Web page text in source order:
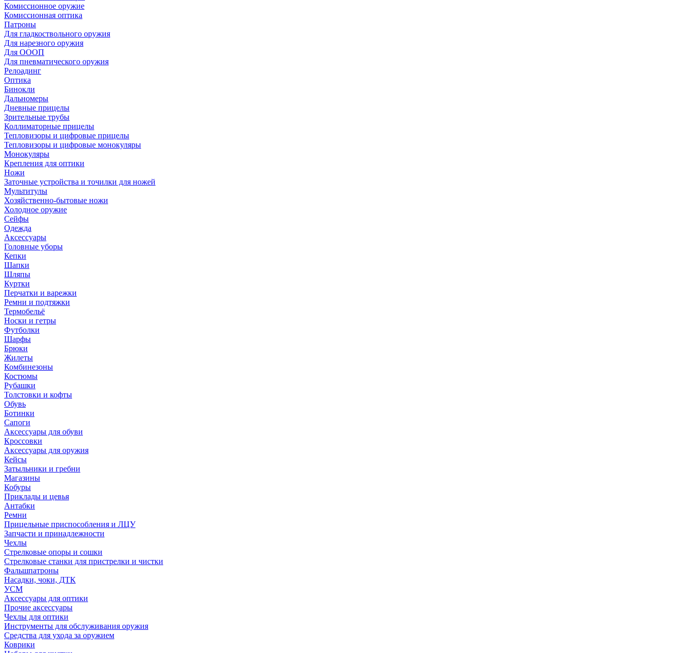
Комиссионное оружие
Комиссионная оптика
Патроны
Для гладкоствольного оружия
Для нарезного оружия
Для ОООП
Для пневматического оружия
Релоадинг
Оптика
Бинокли
Дальномеры
Дневные прицелы
Зрительные трубы
Коллиматорные прицелы
Тепловизоры и цифровые прицелы
Тепловизоры и цифровые монокуляры
Монокуляры
Крепления для оптики
Ножи
Заточные устройства и точилки для ножей
Мультитулы
Хозяйственно-бытовые ножи
Холодное оружие
Сейфы
Одежда
Аксессуары
Головные уборы
Кепки
Шапки
Шляпы
Куртки
Перчатки и варежки
Ремни и подтяжки
Термобельё
Носки и гетры
Футболки
Шарфы
Брюки
Жилеты
Комбинезоны
Костюмы
Рубашки
Толстовки и кофты
Обувь
Ботинки
Сапоги
Аксессуары для обуви
Кроссовки
Аксессуары для оружия
Кейсы
Затыльники и гребни
Магазины
Кобуры
Приклады и цевья
Антабки
Ремни
Прицельные приспособления и ЛЦУ
Запчасти и принадлежности
Чехлы
Стрелковые опоры и сошки
Стрелковые станки для пристрелки и чистки
Фальшпатроны
Насадки, чоки, ДТК
УСМ
Аксессуары для оптики
Прочие аксессуары
Чехлы для оптики
Инструменты для обслуживания оружия
Средства для ухода за оружием
Коврики